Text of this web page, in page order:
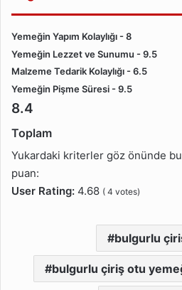
Yemeğin Yapım Kolaylığı - 8
Yemeğin Lezzet ve Sunumu - 9.5
Malzeme Tedarik Kolaylığı - 6.5
Yemeğin Pişme Süresi - 9.5
8.4
Toplam
Yukardaki kriterler göz önünde
puan:
User Rating: 4.68 ( 4 votes)
bulgurlu
bulgurlu çiriş otu